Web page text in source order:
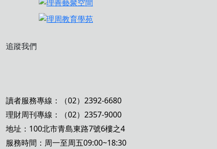
追蹤我們
讀者服務專線：（02）2392-6680
理財周刊專線：（02）2357-9000
地址：100北市青島東路7號6樓之4
服務時間：周一至周五09:00~18:30